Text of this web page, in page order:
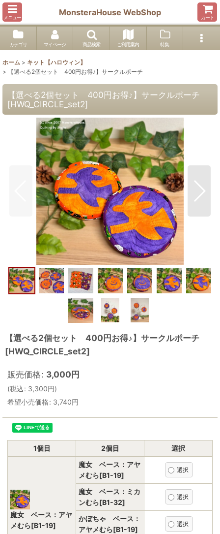
メニュー
MonsteraHouse WebShop
カート
カテゴリ マイページ 商品検索 ご利用案内 特集
ホーム > キット【ハロウィン】
>
【選べる2個セット 400円お得♪】サークルポーチ
【選べる2個セット 400円お得♪】サークルポーチ
[HWQ_CIRCLE_set2]
【選べる2個セット 400円お得♪】サークルポーチ
[HWQ_CIRCLE_set2]
販売価格: 3,000円
(税込: 3,300円)
希望小売価格: 3,740円
1個目 2個目 選択
魔女 ベース：アヤ
メむら[B1-19]
魔女 ベース：アヤ
メむら[B1-19]
魔女 ベース：ミカ
ンむら[B1-32]
かぼちゃ ベース：
アヤメむら[B1-19]